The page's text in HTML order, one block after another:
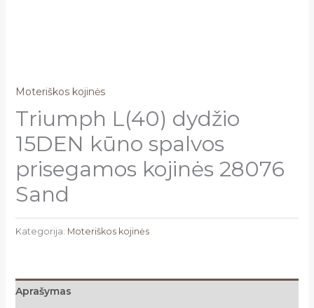
Moteriškos kojinės
Triumph L(40) dydžio
15DEN kūno spalvos
prisegamos kojinės 28076
Sand
Kategorija: Moteriškos kojinės
Aprašymas